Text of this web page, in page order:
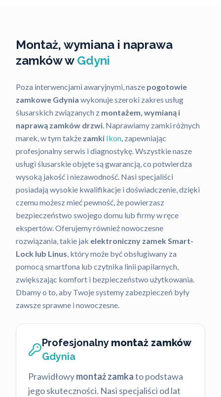
Montaż, wymiana i naprawa
zamków w Gdyni
Poza interwencjami awaryjnymi, nasze pogotowie
zamkowe Gdynia wykonuje szeroki zakres usług
ślusarskich związanych z montażem, wymianą i
naprawą zamków drzwi. Naprawiamy zamki różnych
marek, w tym także zamki Ikon, zapewniając
profesjonalny serwis i diagnostykę. Wszystkie nasze
usługi ślusarskie objęte są gwarancją, co potwierdza
wysoką jakość i niezawodność. Nasi specjaliści
posiadają wysokie kwalifikacje i doświadczenie, dzięki
czemu możesz mieć pewność, że powierzasz
bezpieczeństwo swojego domu lub firmy w ręce
ekspertów. Oferujemy również nowoczesne
rozwiązania, takie jak elektroniczny zamek Smart-
Lock lub Linus, który może być obsługiwany za
pomocą smartfona lub czytnika linii papilarnych,
zwiększając komfort i bezpieczeństwo użytkowania.
Dbamy o to, aby Twoje systemy zabezpieczeń były
zawsze sprawne i nowoczesne.
Profesjonalny montaż zamków
Gdynia
Prawidłowymontaż zamkato podstawa
jego skuteczności. Nasi specjaliści od lat